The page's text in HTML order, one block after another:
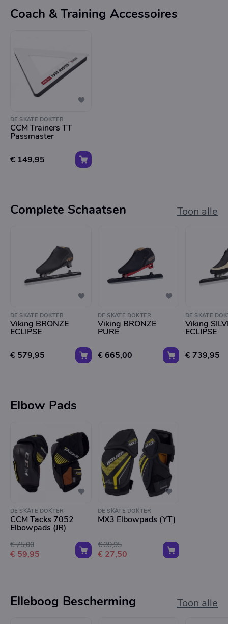
Coach & Training Accessoires
DE SKATE DOKTER
CCM Trainers TT
Passmaster
€ 149,95
Complete Schaatsen Toon alle
DE SKATE DOKTER
Viking BRONZE
ECLIPSE
€ 579,95
DE SKATE DOKTER
Viking BRONZE
PURE
€ 665,00
DE SKATE
Viking
ECLIPSE
€ 739,95
Elbow Pads
DE SKATE DOKTER
CCM Tacks 7052
Elbowpads (JR)
€ 75,00
€ 59,95
DE SKATE DOKTER
MX3 Elbowpads (YT)
€ 39,95
€ 27,50
Elleboog Bescherming Toon alle